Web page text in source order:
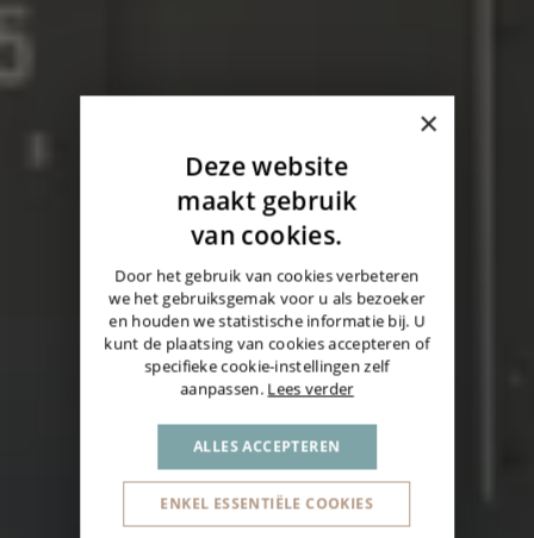
GERMAN
×
Deze website
maakt gebruik
van cookies.
Door het gebruik van cookies verbeteren
we het gebruiksgemak voor u als bezoeker
en houden we statistische informatie bij. U
kunt de plaatsing van cookies accepteren of
specifieke cookie-instellingen zelf
aanpassen. Lees verder
ALLES ACCEPTEREN
ENKEL ESSENTIËLE COOKIES